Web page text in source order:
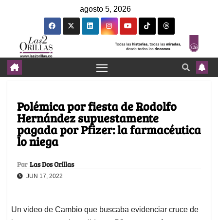
agosto 5, 2026
Polémica por fiesta de Rodolfo
Hernández supuestamente
pagada por Pfizer: la farmacéutica
lo niega
Por Las Dos Orillas
JUN 17, 2022
Un video de Cambio que buscaba evidenciar cruce de